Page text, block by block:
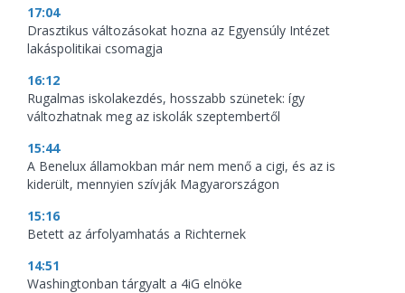
17:04
Drasztikus változásokat hozna az Egyensúly Intézet
lakáspolitikai csomagja
16:12
Rugalmas iskolakezdés, hosszabb szünetek: így
változhatnak meg az iskolák szeptembertől
15:44
A Benelux államokban már nem menő a cigi, és az is
kiderült, mennyien szívják Magyarországon
15:16
Betett az árfolyamhatás a Richternek
14:51
Washingtonban tárgyalt a 4iG elnöke